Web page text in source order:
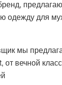
одежду для
мы
вечной